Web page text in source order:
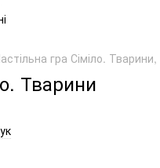
гра Сіміло.
Тварини